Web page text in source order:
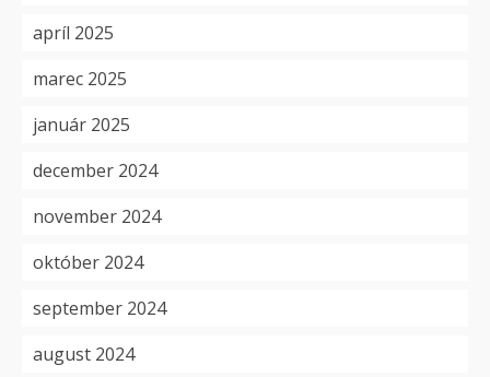
apríl 2025
marec 2025
január 2025
december 2024
november 2024
október 2024
september 2024
august 2024